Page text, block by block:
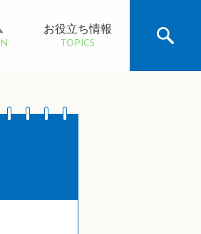
お役立ち情報
TOPICS